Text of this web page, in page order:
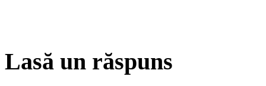
Lasă un răspuns